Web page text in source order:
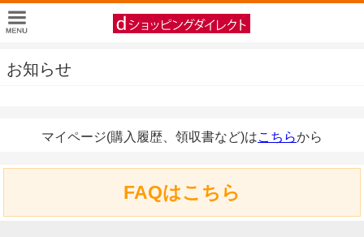
お知らせ
マイページ(購入履歴、領収書など)はこちらから
FAQはこちら